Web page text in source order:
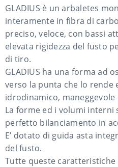
GLADIUS è un arbaletes
interamente in fibra di
preciso, veloce, con bassi
elevata rigidezza del fusto
di tiro.
GLADIUS ha una forma ad
verso la punta che lo rende
idrodinamico,
La forme ed i volumi
perfetto bilanciamento in
E’ dotato di guida asta
del fusto.
Tutte queste caratteristiche